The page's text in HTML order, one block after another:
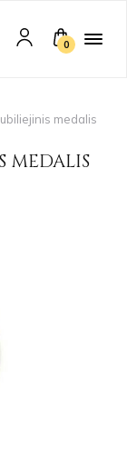
0
medalis
MEDALIS